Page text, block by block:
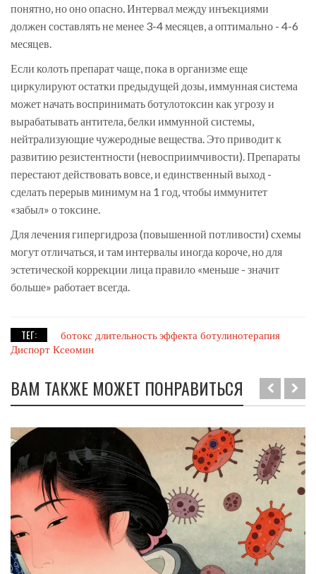
понятно, но оно опасно. Интервал между инъекциями
должен составлять не менее 3-4 месяцев, а оптимально - 4-6
месяцев.
Если колоть препарат чаще, пока в организме еще
циркулируют остатки предыдущей дозы, иммунная система
может начать воспринимать ботулотоксин как угрозу и
вырабатыватьантитела,белки иммунной системы,
нейтрализующие чужеродные вещества. Это приводит к
развитию резистентности (невосприимчивости). Препараты
перестают действовать вовсе, и единственный выход -
сделать перерыв минимум на 1 год, чтобы иммунитет
«забыл» о токсине.
Для лечения гипергидроза (повышенной потливости) схемы
могут отличаться, и там интервалы иногда короче, но для
эстетической коррекции лица правило «меньше - значит
больше» работает всегда.
ТЕГ: ботокс длительность эффекта ботулинотерапия
Диспорт Ксеомин
ВАМ ТАКЖЕ МОЖЕТ ПОНРАВИТЬСЯ